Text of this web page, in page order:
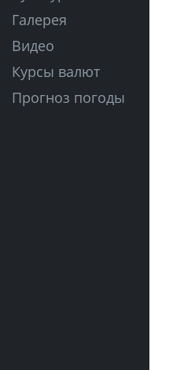
Галерея
Видео
Курсы валют
Прогноз погоды